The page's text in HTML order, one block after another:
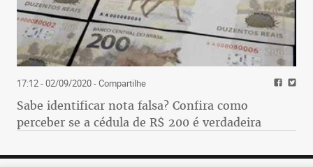
17:12 - 02/09/2020- Compartilhe
Sabe identificar nota falsa? Confira como
perceber se a cédula de R$ 200 é verdadeira